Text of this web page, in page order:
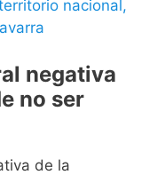
nacional,
negativa
no ser
de la